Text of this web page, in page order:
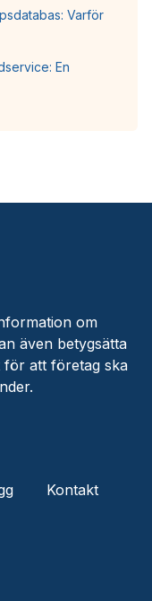
Varför
En
om
även betygsätta
för att företag ska
Kontakt